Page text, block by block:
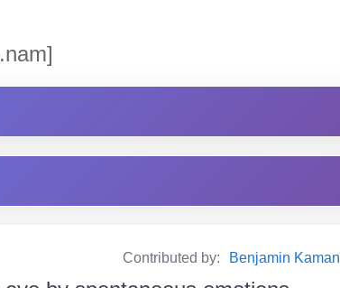
Contributed by: Benjamin Kaman